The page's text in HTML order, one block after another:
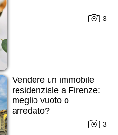
3
Vendere un immobile
residenziale a Firenze:
meglio vuoto o
arredato?
3